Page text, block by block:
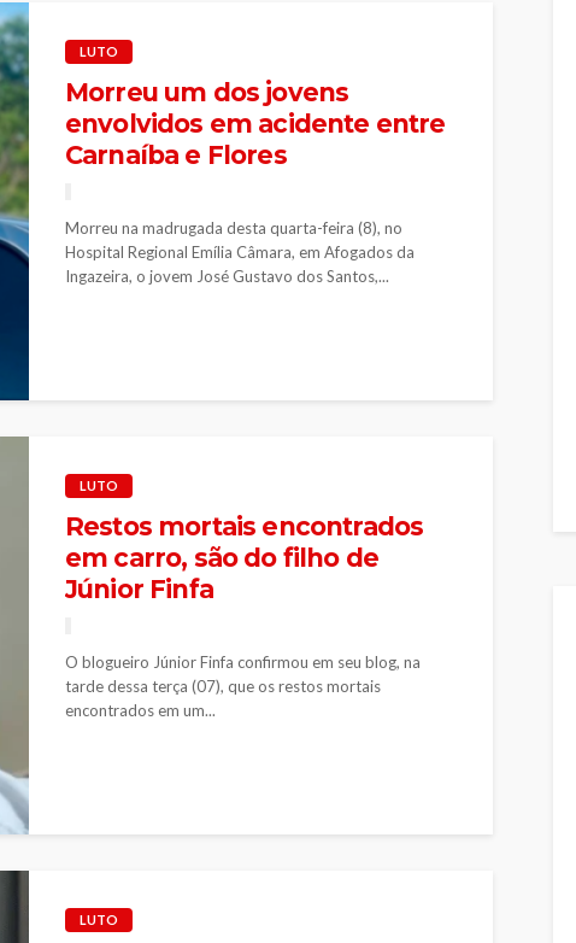
LUTO
Morreu um dos jovens
envolvidos em acidente entre
Carnaíba e Flores
Morreu na madrugada desta quarta-feira (8), no
Hospital Regional Emília Câmara, em Afogados da
Ingazeira, o jovem José Gustavo dos Santos,...
LUTO
Restos mortais encontrados
em carro, são do filho de
Júnior Finfa
O blogueiro Júnior Finfa confirmou em seu blog, na
tarde dessa terça (07), que os restos mortais
encontrados em um...
LUTO